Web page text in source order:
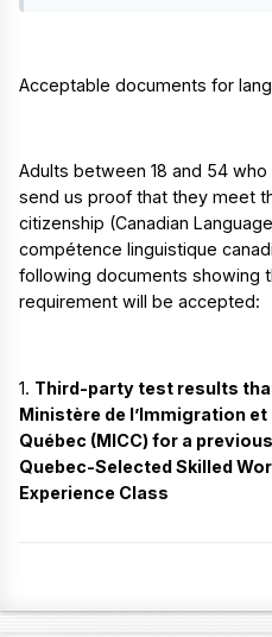
Acceptable documents for
Adults between 18 and 54
send us proof that they meet
citizenship (Canadian
compétence linguistique
following documents showing
requirement will be accepted:
1. Third-party test results
Ministère de l’Immigration
Québec (MICC) for a
Quebec-Selected Skilled
Experience Class